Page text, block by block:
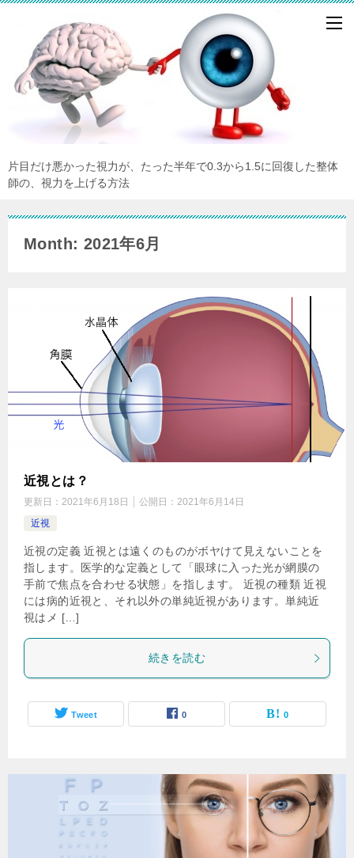
片目だけ悪かった視力が、たった半年で0.3から1.5に回復した整体
師の、視力を上げる方法
Month: 2021年6月
近視とは？
更新日： 2021年6月18日 公開日： 2021年6月14日
近視
近視の定義 近視とは遠くのものがボヤけて見えないことを
指します。医学的な定義として「眼球に入った光が網膜の
手前で焦点を合わせる状態」を指します。 近視の種類 近視
には病的近視と、それ以外の単純近視があります。単純近
視はメ […]
続きを読む
Tweet 0 0